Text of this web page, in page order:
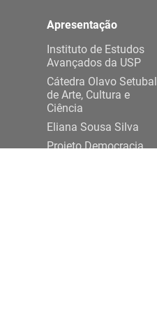
Apresentação
Instituto de Estudos
Avançados da USP
Cátedra Olavo Setubal
de Arte, Cultura e
Ciência
Eliana Sousa Silva
Projeto Democracia